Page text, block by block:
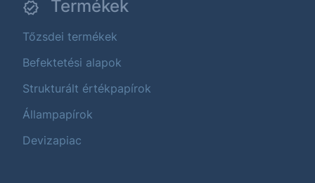
Termékek
Tőzsdei termékek
Befektetési alapok
Strukturált értékpapírok
Állampapírok
Devizapiac